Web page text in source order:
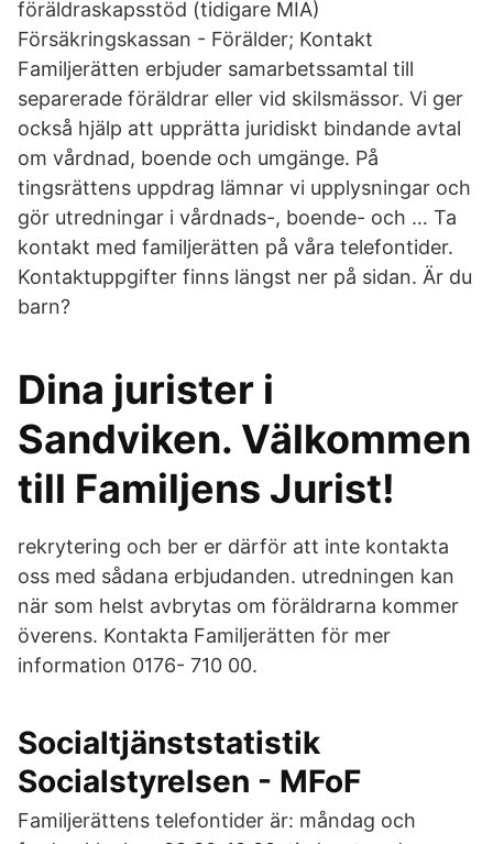
föräldraskapsstöd (tidigare MIA)
Försäkringskassan - Förälder; Kontakt
Familjerätten erbjuder samarbetssamtal till
separerade föräldrar eller vid skilsmässor. Vi ger
också hjälp att upprätta juridiskt bindande avtal
om vårdnad, boende och umgänge. På
tingsrättens uppdrag lämnar vi upplysningar och
gör utredningar i vårdnads-, boende- och … Ta
kontakt med familjerätten på våra telefontider.
Kontaktuppgifter finns längst ner på sidan. Är du
barn?
Dina jurister i
Sandviken. Välkommen
till Familjens Jurist!
rekrytering och ber er därför att inte kontakta
oss med sådana erbjudanden. utredningen kan
när som helst avbrytas om föräldrarna kommer
överens. Kontakta Familjerätten för mer
information 0176- 710 00.
Socialtjänststatistik
Socialstyrelsen - MFoF
Familjerättens telefontider är: måndag och